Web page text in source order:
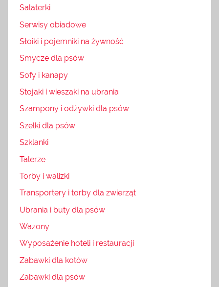
Salaterki
Serwisy obiadowe
Słoiki i pojemniki na żywność
Smycze dla psów
Sofy i kanapy
Stojaki i wieszaki na ubrania
Szampony i odżywki dla psów
Szelki dla psów
Szklanki
Talerze
Torby i walizki
Transportery i torby dla zwierząt
Ubrania i buty dla psów
Wazony
Wyposażenie hoteli i restauracji
Zabawki dla kotów
Zabawki dla psów